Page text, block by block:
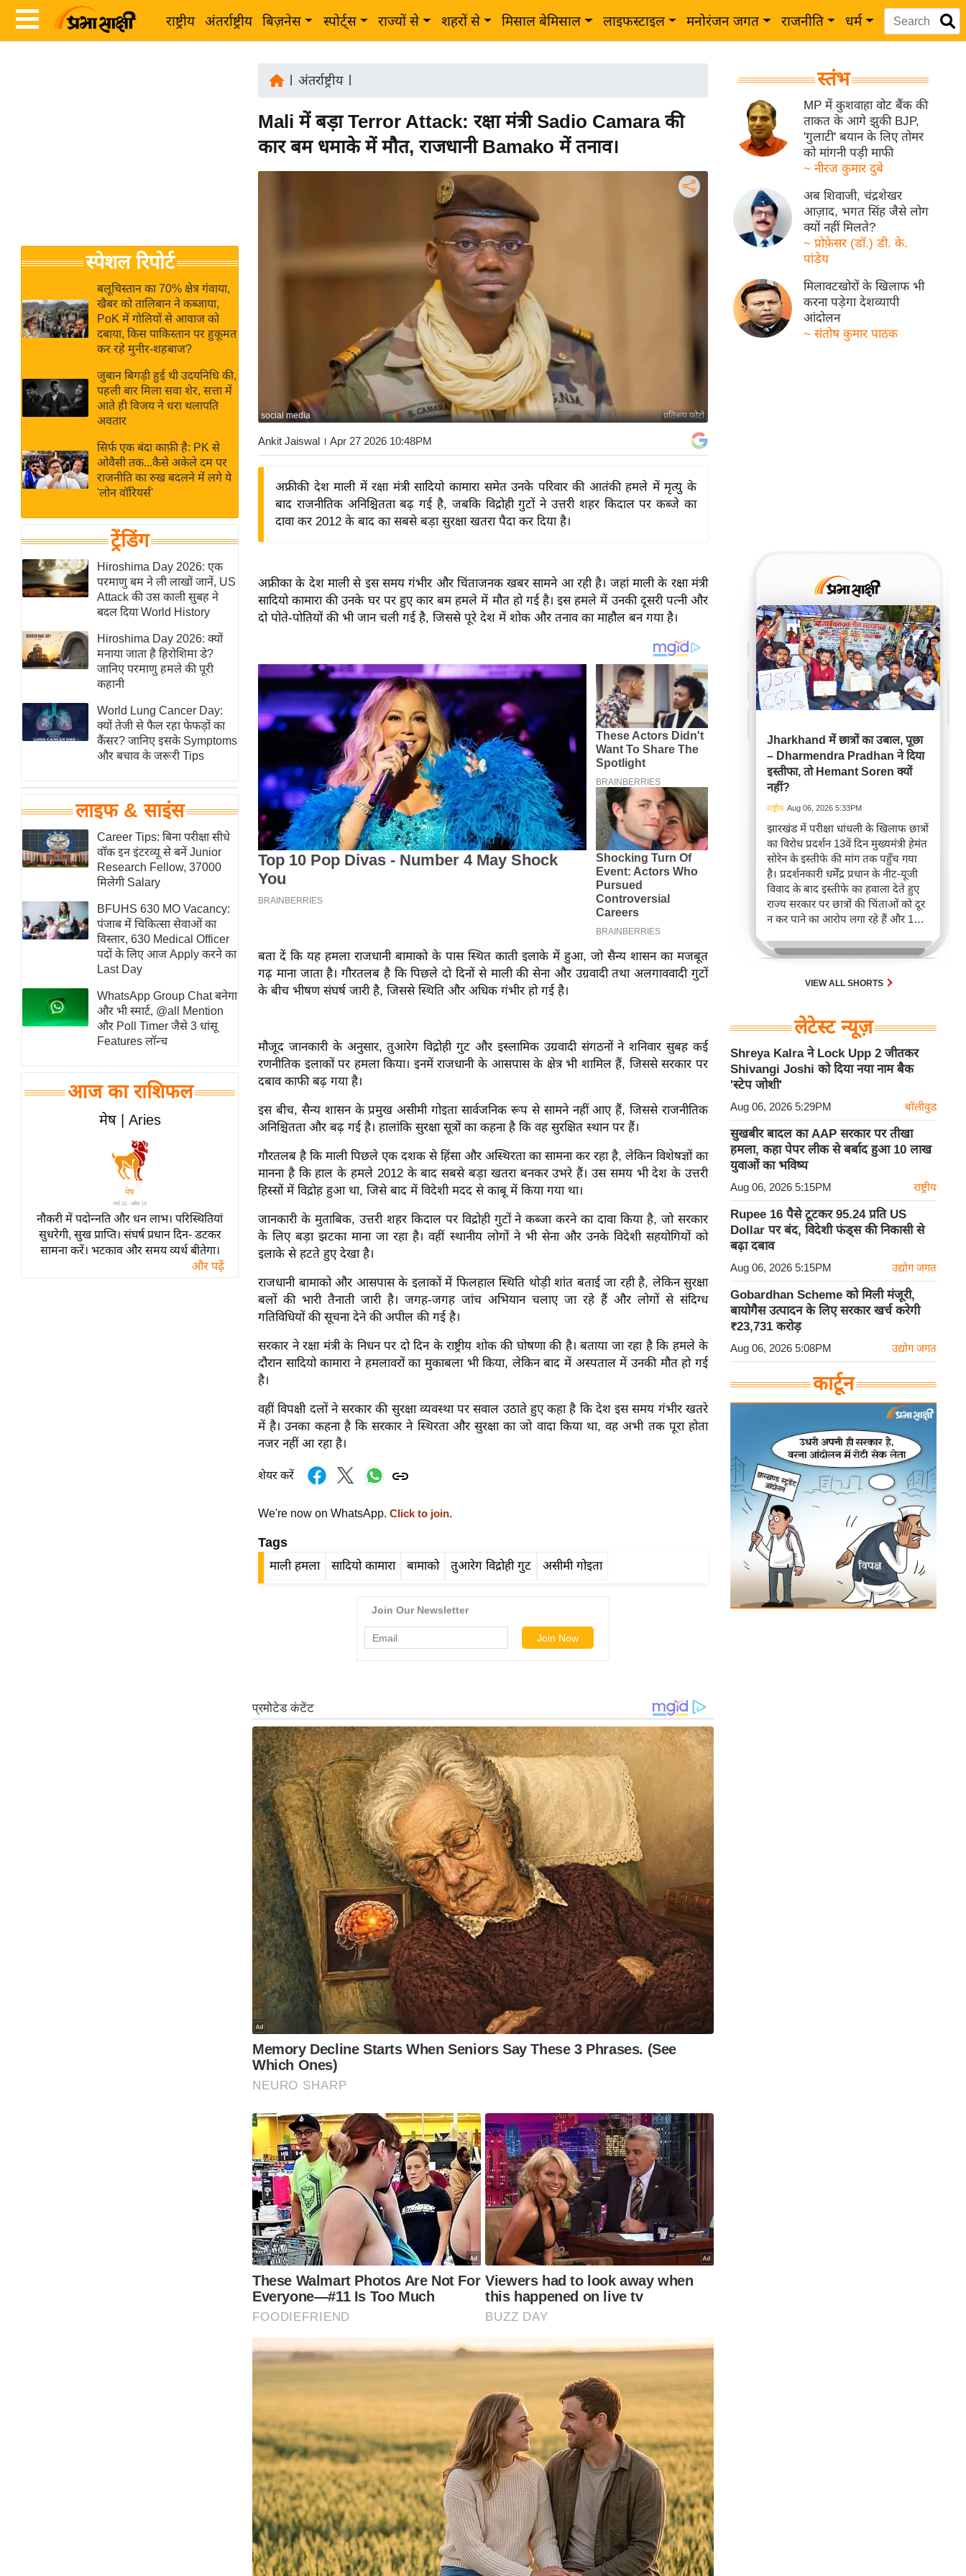
राष्ट्रीय अंतर्राष्ट्रीय बिज़नेस स्पोर्ट्स राज्यों से शहरों से मिसाल बेमिसाल लाइफस्टाइल मनोरंजन जगत राजनीति धर्म
Breaking
News in
Hindi
Hindi
Videos
जगत
राय
बजट
IPL
2026
ई-पेपर
मिसाल बेमिसाल
शख्सियत
यंग इंडिया
साहित्य जगत
ऑटो वर्ल्ड
न्यूज ब्रीफ
मनोरंजन जगत
बॉलीवुड
हॉलीवुड
फिल्म समीक्षा
News
लाइफस्टाइल
टेक्नॉलॉजी
ब्यूटी/फैशन
घरेलू नुस्खे
पर्यटन स्थल
फिटनेस मंत्रा
रिलेशनशिप
विश्लेषण
समसामयिक
मातृभूमि
स्तंभ
एम.
आर.
चाय पर
समीक्षा
व्रत
त्योहार
राशिफल
विशेष
स्पेशल रिपोर्ट
बलूचिस्तान का 70% क्षेत्र गंवाया,
खैबर को तालिबान ने कब्जाया,
PoK में गोलियों से आवाज को
दबाया, किस पाकिस्तान पर हुकूमत
कर रहे मुनीर-शहबाज?
जुबान बिगड़ी हुई थी उदयनिधि की,
पहली बार मिला सवा शेर, सत्ता में
आते ही विजय ने धरा थलापति
अवतार
सिर्फ एक बंदा काफ़ी है: PK से
ओवैसी तक...कैसे अकेले दम पर
राजनीति का रुख बदलने में लगे ये
'लोन वॉरियर्स'
ट्रेंडिंग
Hiroshima Day 2026: एक
परमाणु बम ने ली लाखों जानें, US
Attack की उस काली सुबह ने
बदल दिया World History
Hiroshima Day 2026: क्यों
मनाया जाता है हिरोशिमा डे?
जानिए परमाणु हमले की पूरी
कहानी
World Lung Cancer Day:
क्यों तेजी से फैल रहा फेफड़ों का
कैंसर? जानिए इसके Symptoms
और बचाव के जरूरी Tips
लाइफ & साइंस
Career Tips: बिना परीक्षा सीधे
वॉक इन इंटरव्यू से बनें Junior
Research Fellow, 37000
मिलेगी Salary
BFUHS 630 MO Vacancy:
पंजाब में चिकित्सा सेवाओं का
विस्तार, 630 Medical Officer
पदों के लिए आज Apply करने का
Last Day
WhatsApp Group Chat बनेगा
और भी स्मार्ट, @all Mention
और Poll Timer जैसे 3 धांसू
Features लॉन्च
आज का राशिफल
मेष | Aries
नौकरी में पदोन्नति और धन लाभ। परिस्थितियां
सुधरेगी, सुख प्राप्ति। संघर्ष प्रधान दिन- डटकर
सामना करें। भटकाव और समय व्यर्थ बीतेगा।
और पढ़ें
अंतर्राष्ट्रीय|
Mali में बड़ा Terror Attack: रक्षा मंत्री Sadio Camara की
कार बम धमाके में मौत, राजधानी Bamako में तनाव।
प्रतिरूप फोटो
social media
Ankit Jaiswal । Apr 27 2026 10:48PM
अफ्रीकी देश माली में रक्षा मंत्री सादियो कामारा समेत उनके परिवार की आतंकी हमले में मृत्यु के
बाद राजनीतिक अनिश्चितता बढ़ गई है, जबकि विद्रोही गुटों ने उत्तरी शहर किदाल पर कब्जे का
दावा कर 2012 के बाद का सबसे बड़ा सुरक्षा खतरा पैदा कर दिया है।
अफ्रीका के देश माली से इस समय गंभीर और चिंताजनक खबर सामने आ रही है। जहां माली के रक्षा मंत्री
सादियो कामारा की उनके घर पर हुए कार बम हमले में मौत हो गई है। इस हमले में उनकी दूसरी पत्नी और
दो पोते-पोतियों की भी जान चली गई है, जिससे पूरे देश में शोक और तनाव का माहौल बन गया है।
बता दें कि यह हमला राजधानी बामाको के पास स्थित काती इलाके में हुआ, जो सैन्य शासन का मजबूत
गढ़ माना जाता है। गौरतलब है कि पिछले दो दिनों से माली की सेना और उग्रवादी तथा अलगाववादी गुटों
के बीच भीषण संघर्ष जारी है, जिससे स्थिति और अधिक गंभीर हो गई है।
मौजूद जानकारी के अनुसार, तुआरेग विद्रोही गुट और इस्लामिक उग्रवादी संगठनों ने शनिवार सुबह कई
रणनीतिक इलाकों पर हमला किया। इनमें राजधानी के आसपास के क्षेत्र भी शामिल हैं, जिससे सरकार पर
दबाव काफी बढ़ गया है।
इस बीच, सैन्य शासन के प्रमुख असीमी गोइता सार्वजनिक रूप से सामने नहीं आए हैं, जिससे राजनीतिक
अनिश्चितता और बढ़ गई है। हालांकि सुरक्षा सूत्रों का कहना है कि वह सुरक्षित स्थान पर हैं।
गौरतलब है कि माली पिछले एक दशक से हिंसा और अस्थिरता का सामना कर रहा है, लेकिन विशेषज्ञों का
मानना है कि हाल के हमले 2012 के बाद सबसे बड़ा खतरा बनकर उभरे हैं। उस समय भी देश के उत्तरी
हिस्सों में विद्रोह हुआ था, जिसे बाद में विदेशी मदद से काबू में किया गया था।
जानकारी के मुताबिक, उत्तरी शहर किदाल पर विद्रोही गुटों ने कब्जा करने का दावा किया है, जो सरकार
के लिए बड़ा झटका माना जा रहा है। वहीं स्थानीय लोगों ने भी सेना और उनके विदेशी सहयोगियों को
इलाके से हटते हुए देखा है।
राजधानी बामाको और आसपास के इलाकों में फिलहाल स्थिति थोड़ी शांत बताई जा रही है, लेकिन सुरक्षा
बलों की भारी तैनाती जारी है। जगह-जगह जांच अभियान चलाए जा रहे हैं और लोगों से संदिग्ध
गतिविधियों की सूचना देने की अपील की गई है।
सरकार ने रक्षा मंत्री के निधन पर दो दिन के राष्ट्रीय शोक की घोषणा की है। बताया जा रहा है कि हमले के
दौरान सादियो कामारा ने हमलावरों का मुकाबला भी किया, लेकिन बाद में अस्पताल में उनकी मौत हो गई
है।
वहीं विपक्षी दलों ने सरकार की सुरक्षा व्यवस्था पर सवाल उठाते हुए कहा है कि देश इस समय गंभीर खतरे
में है। उनका कहना है कि सरकार ने स्थिरता और सुरक्षा का जो वादा किया था, वह अभी तक पूरा होता
नजर नहीं आ रहा है।
शेयर करें
We're now on WhatsApp. Click to join.
Tags
माली हमला सादियो कामारा बामाको तुआरेग विद्रोही गुट असीमी गोइता
स्तंभ
MP में कुशवाहा वोट बैंक की
ताकत के आगे झुकी BJP,
'गुलाटी' बयान के लिए तोमर
को मांगनी पड़ी माफी
~ नीरज कुमार दुबे
अब शिवाजी, चंद्रशेखर
आज़ाद, भगत सिंह जैसे लोग
क्यों नहीं मिलते?
~ प्रोफ़ेसर (डॉ.) डी. के.
पांडेय
मिलावटखोरों के खिलाफ भी
करना पड़ेगा देशव्यापी
आंदोलन
~ संतोष कुमार पाठक
Jharkhand में छात्रों का उबाल, पूछा
– Dharmendra Pradhan ने दिया
इस्तीफा, तो Hemant Soren क्यों
नहीं?
राष्ट्रीय Aug 06, 2026 5:33PM
झारखंड में परीक्षा धांधली के खिलाफ छात्रों
का विरोध प्रदर्शन 13वें दिन मुख्यमंत्री हेमंत
सोरेन के इस्तीफे की मांग तक पहुँच गया
है। प्रदर्शनकारी धर्मेंद्र प्रधान के नीट-यूजी
विवाद के बाद इस्तीफे का हवाला देते हुए
राज्य सरकार पर छात्रों की चिंताओं को दूर
न कर पाने का आरोप लगा रहे हैं और 14वीं
जांच की मांग कर रहे हैं।
VIEW ALL SHORTS
लेटेस्ट न्यूज़
Shreya Kalra ने Lock Upp 2 जीतकर
Shivangi Joshi को दिया नया नाम बैक
'स्टेप जोशी'
Aug 06, 2026 5:29PM बॉलीवुड
सुखबीर बादल का AAP सरकार पर तीखा
हमला, कहा पेपर लीक से बर्बाद हुआ 10 लाख
युवाओं का भविष्य
Aug 06, 2026 5:15PM राष्ट्रीय
Rupee 16 पैसे टूटकर 95.24 प्रति US
Dollar पर बंद, विदेशी फंड्स की निकासी से
बढ़ा दबाव
Aug 06, 2026 5:15PM उद्योग जगत
Gobardhan Scheme को मिली मंजूरी,
बायोगैस उत्पादन के लिए सरकार खर्च करेगी
₹23,731 करोड़
Aug 06, 2026 5:08PM उद्योग जगत
कार्टून